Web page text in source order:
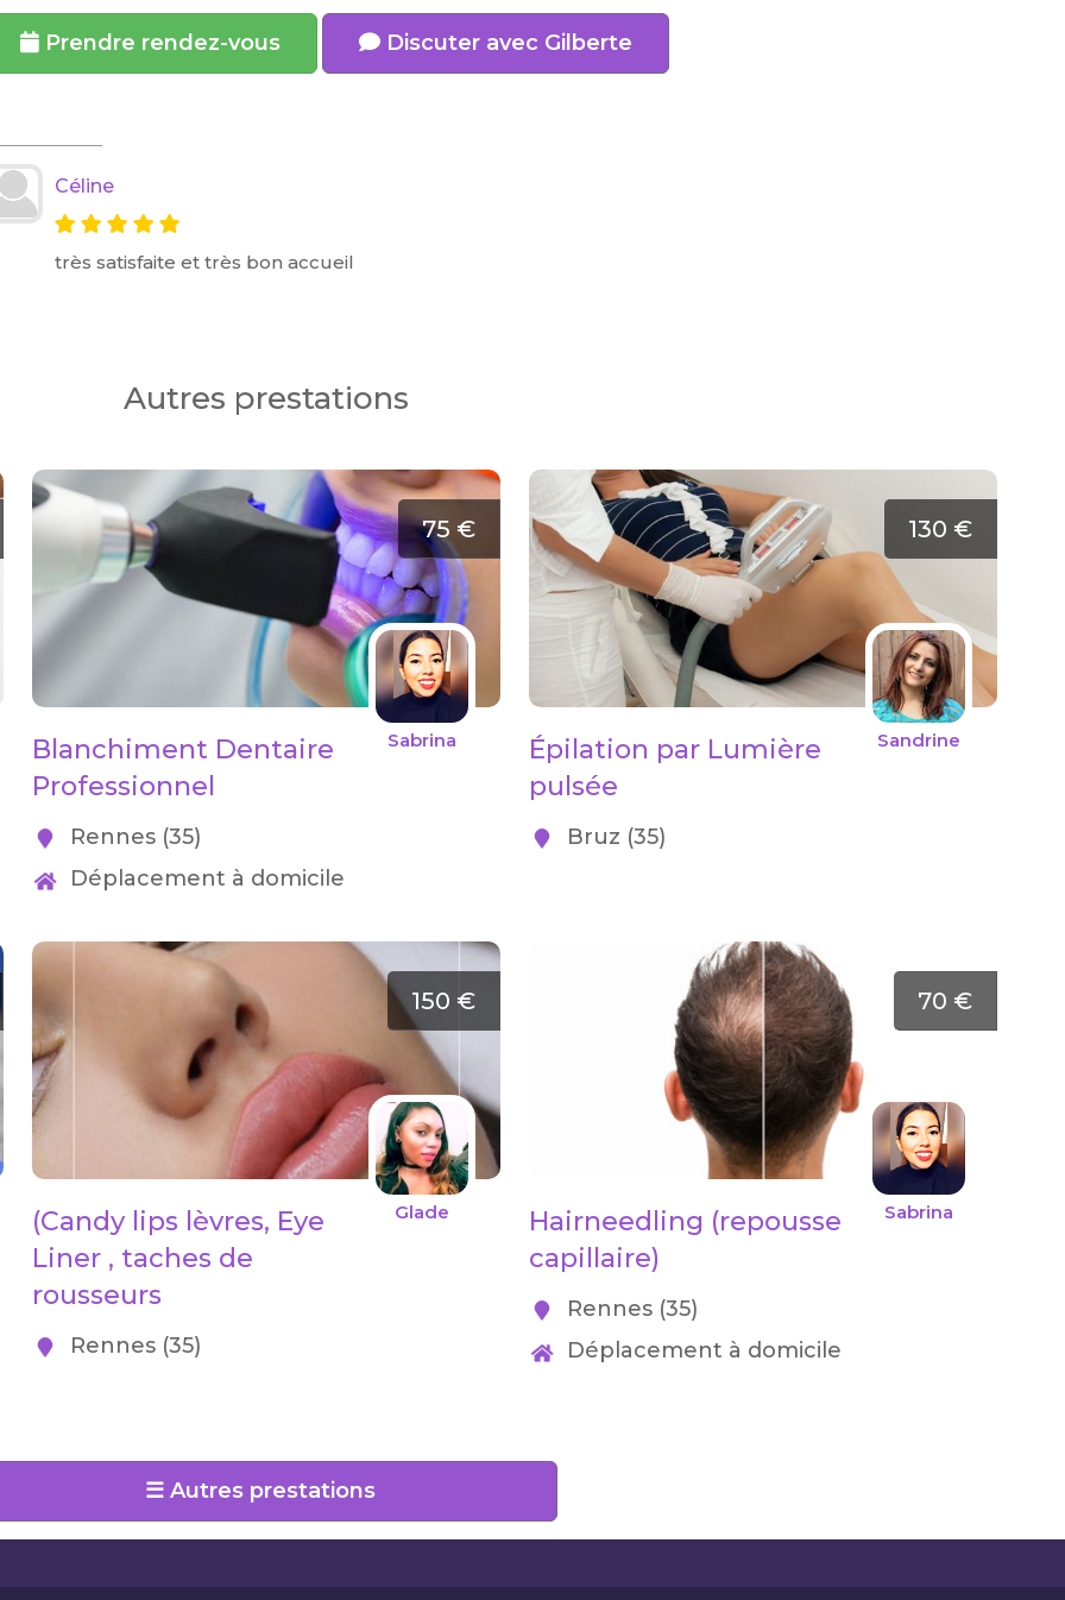
Prendre rendez-vous Discuter avec Gilberte
Céline
très satisfaite et très bon accueil
Autres prestations
75 €
Sabrina
Blanchiment Dentaire
Professionnel
Rennes (35)
Déplacement à domicile
130 €
Sandrine
Épilation par Lumière
pulsée
Bruz (35)
150 €
Glade
(Candy lips lèvres, Eye
Liner , taches de
rousseurs
Rennes (35)
70 €
Sabrina
Hairneedling (repousse
capillaire)
Rennes (35)
Déplacement à domicile
☰ Autres prestations